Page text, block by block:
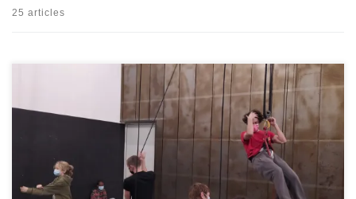
25 articles
Les 7 et 9 décembre dernier, Marco Mannucci de la compagnie volante
Mattatoio Sospeso a mis en place deux ateliers de découverte de sa
discipline en partenariat avec Culture du Cœur dans les locaux de la
Grainerie. Les participants ont ainsi pu découvrir les différents espaces de
la Grainerie lors […]